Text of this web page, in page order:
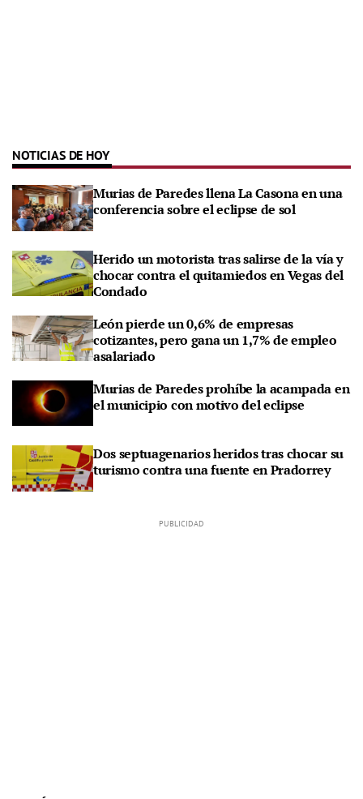
NOTICIAS DE HOY
Murias de Paredes llena La Casona en una
conferencia sobre el eclipse de sol
Herido un motorista tras salirse de la vía y
chocar contra el quitamiedos en Vegas del
Condado
León pierde un 0,6% de empresas
cotizantes, pero gana un 1,7% de empleo
asalariado
Murias de Paredes prohíbe la acampada en
el municipio con motivo del eclipse
Dos septuagenarios heridos tras chocar su
turismo contra una fuente en Pradorrey